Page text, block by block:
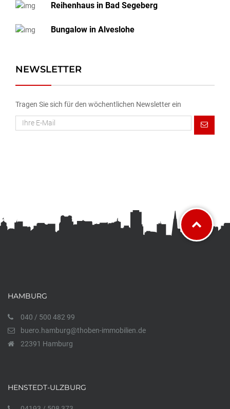
Reihenhaus in Bad Segeberg
Bungalow in Alveslohe
NEWSLETTER
Tragen Sie sich für den wöchentlichen Newsletter ein
HAMBURG
040 / 500 482 99
buero.hamburg@thoben-immobilien.de
22391 Hamburg
HENSTEDT-ULZBURG